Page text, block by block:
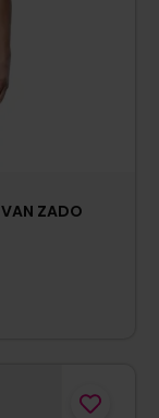
VAN ZADO